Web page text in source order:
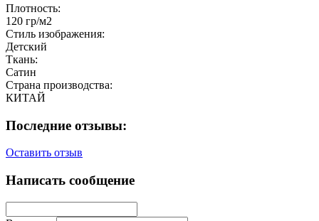
Плотность:
120 гр/м2
Стиль изображения:
Детский
Ткань:
Сатин
Страна производства:
КИТАЙ
Последние отзывы:
Оставить отзыв
Написать сообщение